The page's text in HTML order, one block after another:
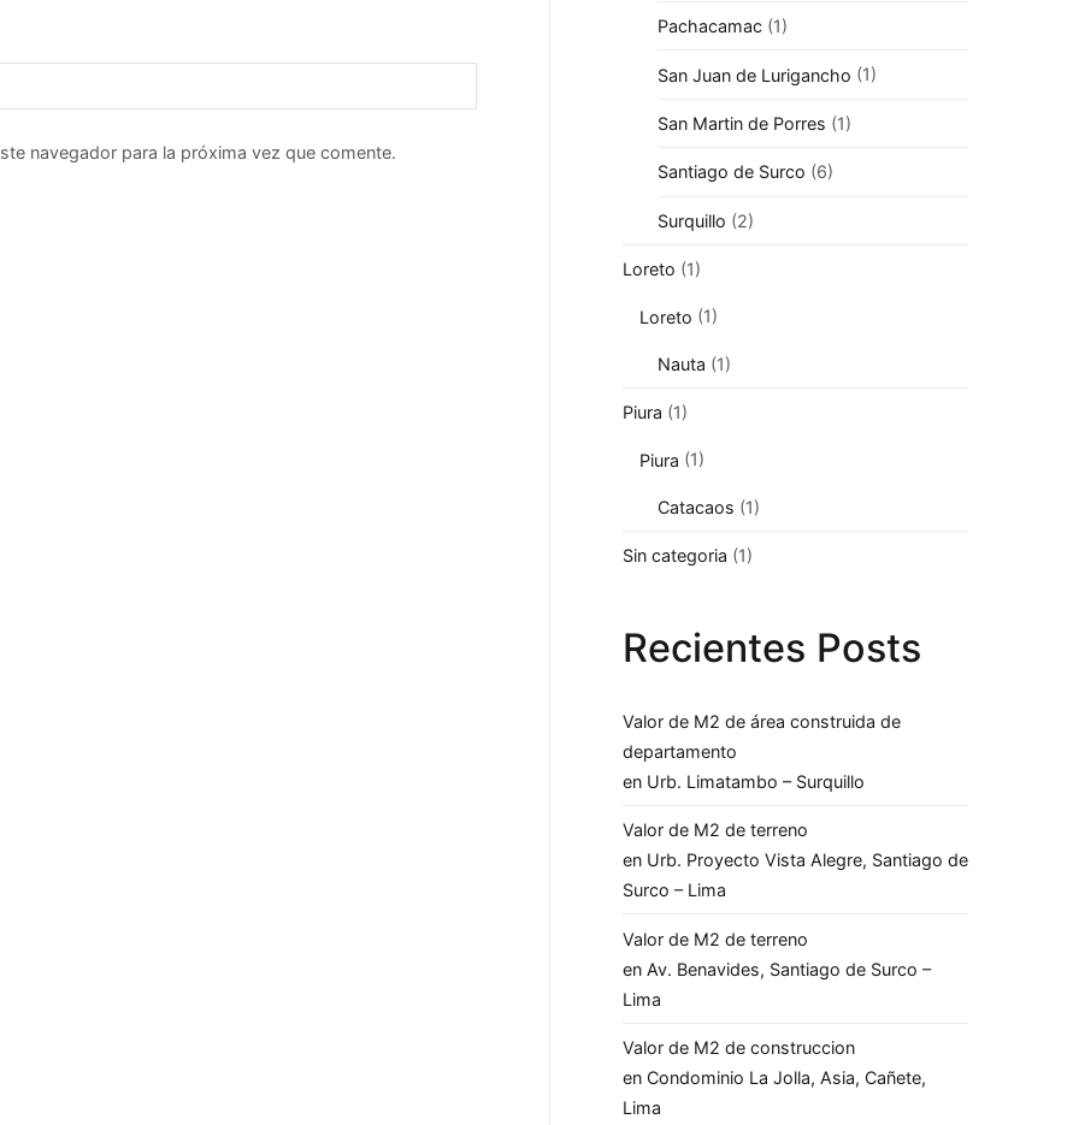
navegador para la próxima vez que comente.
Pachacamac(1)
San Juan de Lurigancho (1)
San Martin de Porres (1)
Santiago de Surco (6)
Surquillo (2)
Loreto (1)
Loreto (1)
Nauta (1)
Piura (1)
Piura (1)
Catacaos (1)
Sin categoria (1)
Recientes Posts
Valor de M2 de área construida de
departamento
en Urb. Limatambo – Surquillo
Valor de M2 de terreno
en Urb. Proyecto Vista Alegre, Santiago de
Surco – Lima
Valor de M2 de terreno
en Av. Benavides, Santiago de Surco –
Lima
Valor de M2 de construccion
en Condominio La Jolla, Asia, Cañete,
Lima